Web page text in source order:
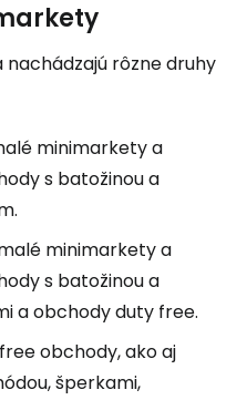
rôzne druhy
minimarkety a
s batožinou a
minimarkety a
s batožinou a
a obchodyduty free.
obchody, ako aj
šperkami,